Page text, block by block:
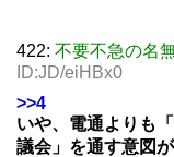
422: 不要不急の名
ID:JD/eiHBx0
>>4
いや、電通よりも
議会」を通す意図